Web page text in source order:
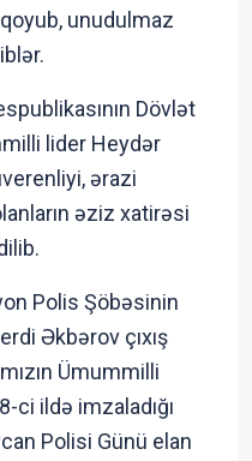
unudulmaz
Dövlət
lider Heydər
ərazi
əziz xatirəsi
Polis Şöbəsinin
Əkbərov çıxış
Ümummilli
ci ildə imzaladığı
Polisi Günü elan